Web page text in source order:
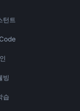
턴트
빙
습